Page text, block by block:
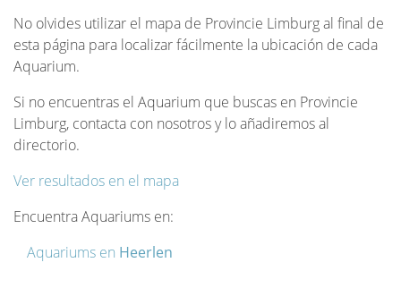
No olvides utilizar el mapa de Provincie Limburg al final de
esta página para localizar fácilmente la ubicación de cada
Aquarium.
Si no encuentras el Aquarium que buscas en Provincie
Limburg, contacta con nosotros y lo añadiremos al
directorio.
Ver resultados en el mapa
Encuentra Aquariums en:
Aquariums en Heerlen